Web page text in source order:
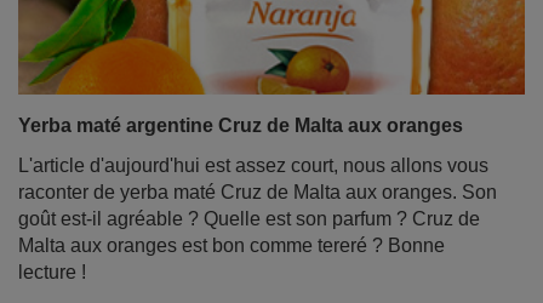
Yerba maté argentine Cruz de Malta aux oranges
L'article d'aujourd'hui est assez court, nous allons vous
raconter de yerba maté Cruz de Malta aux oranges. Son
goût est-il agréable ? Quelle est son parfum ? Cruz de
Malta aux oranges est bon comme tereré ? Bonne
lecture !